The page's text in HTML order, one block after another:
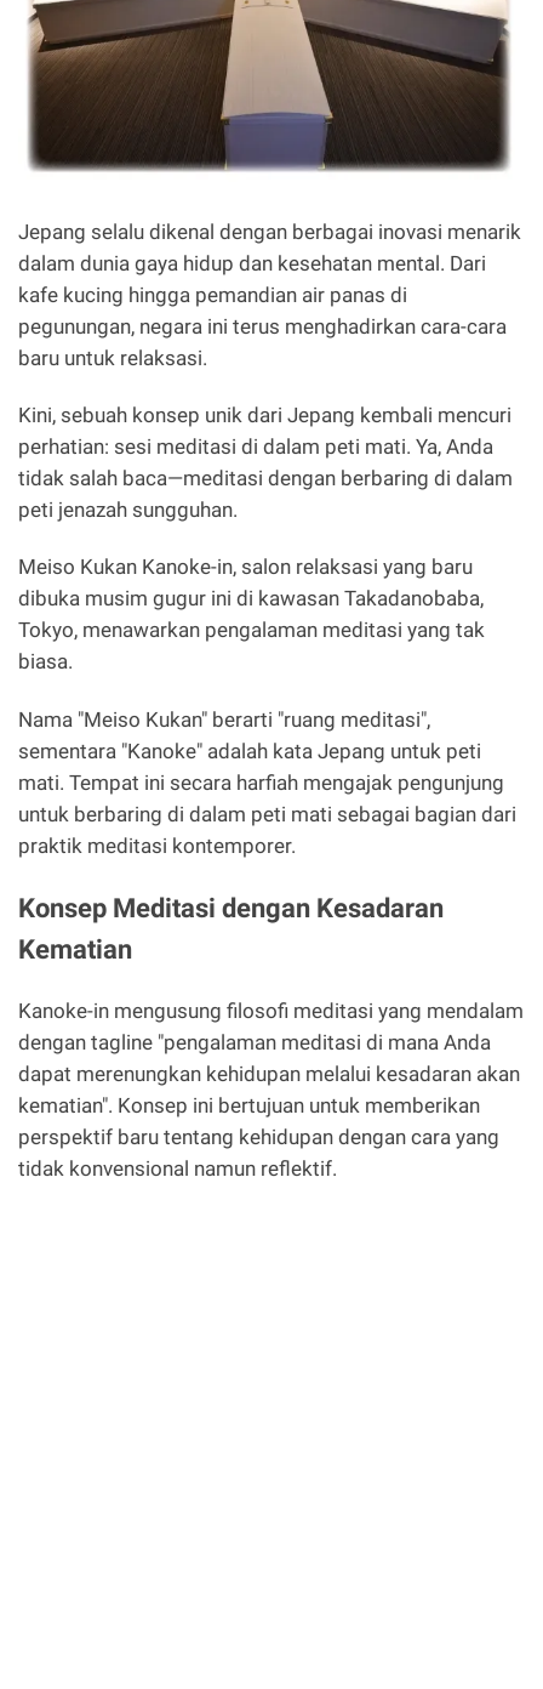
Jepang selalu dikenal dengan berbagai inovasi menarik
dalam dunia gaya hidup dan kesehatan mental. Dari
kafe kucing hingga pemandian air panas di
pegunungan, negara ini terus menghadirkan cara-cara
baru untuk relaksasi.
Kini, sebuah konsep unik dari Jepang kembali mencuri
perhatian: sesi meditasi di dalam peti mati. Ya, Anda
tidak salah baca—meditasi dengan berbaring di dalam
peti jenazah sungguhan.
Meiso Kukan Kanoke-in, salon relaksasi yang baru
dibuka musim gugur ini di kawasan Takadanobaba,
Tokyo, menawarkan pengalaman meditasi yang tak
biasa.
Nama "Meiso Kukan" berarti "ruang meditasi",
sementara "Kanoke" adalah kata Jepang untuk peti
mati. Tempat ini secara harfiah mengajak pengunjung
untuk berbaring di dalam peti mati sebagai bagian dari
praktik meditasi kontemporer.
Konsep Meditasi dengan Kesadaran
Kematian
Kanoke-in mengusung filosofi meditasi yang mendalam
dengan tagline "pengalaman meditasi di mana Anda
dapat merenungkan kehidupan melalui kesadaran akan
kematian". Konsep ini bertujuan untuk memberikan
perspektif baru tentang kehidupan dengan cara yang
tidak konvensional namun reflektif.